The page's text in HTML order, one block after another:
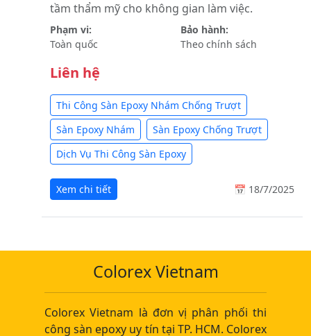
tầm thẩm mỹ cho không gian làm việc.
Phạm vi:
Toàn quốc
Bảo hành:
Theo chính sách
Liên hệ
Thi Công Sàn Epoxy Nhám Chống Trượt
Sàn Epoxy Nhám
Sàn Epoxy Chống Trượt
Dịch Vụ Thi Công Sàn Epoxy
Xem chi tiết 📅 18/7/2025
Colorex Vietnam
Colorex Vietnam là đơn vị phân phối thi
công sàn epoxy uy tín tại TP. HCM. Colorex